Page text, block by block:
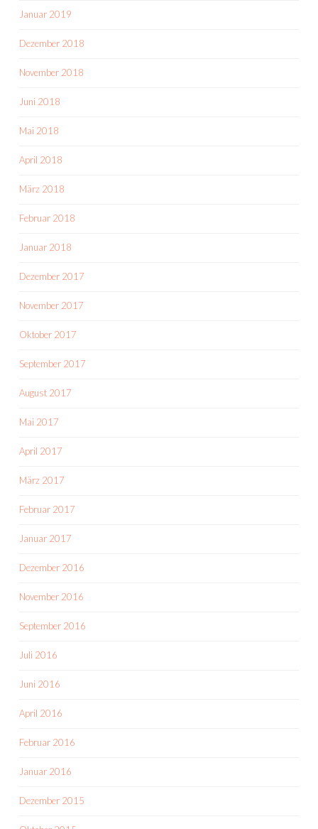
Januar 2019
Dezember 2018
November 2018
Juni 2018
Mai 2018
April 2018
März 2018
Februar 2018
Januar 2018
Dezember 2017
November 2017
Oktober 2017
September 2017
August 2017
Mai 2017
April 2017
März 2017
Februar 2017
Januar 2017
Dezember 2016
November 2016
September 2016
Juli 2016
Juni 2016
April 2016
Februar 2016
Januar 2016
Dezember 2015